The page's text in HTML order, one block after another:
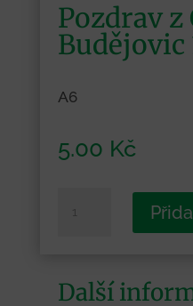
Pozdrav z
Budějovic
A6
5.00 Kč
10
Další